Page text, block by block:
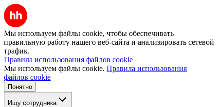
Мы используем файлы cookie, чтобы обеспечивать
правильную работу нашего веб-сайта и анализировать сетевой
трафик.
Правила использования файлов cookie
Мы используем файлы cookie. Правила использования
файлов cookie
Понятно
Ищу сотрудника